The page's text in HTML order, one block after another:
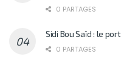
0 PARTAGES
Sidi Bou Saïd : le
0 PARTAGES